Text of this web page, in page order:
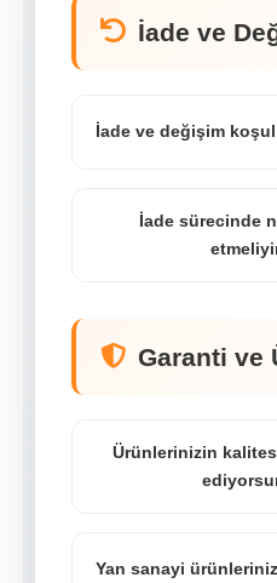
İade ve
İade ve değişim
İade sürecinde
Garanti ve
Ürünlerinizin
Yan sanayi